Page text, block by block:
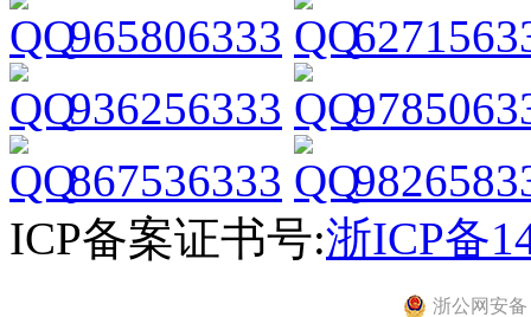
965806333
936256333
867536333
ICP备案证书号:浙ICP备
浙公网安备